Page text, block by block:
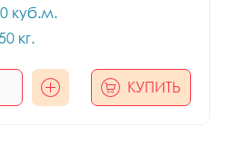
куб.м.
кг.
КУПИТЬ